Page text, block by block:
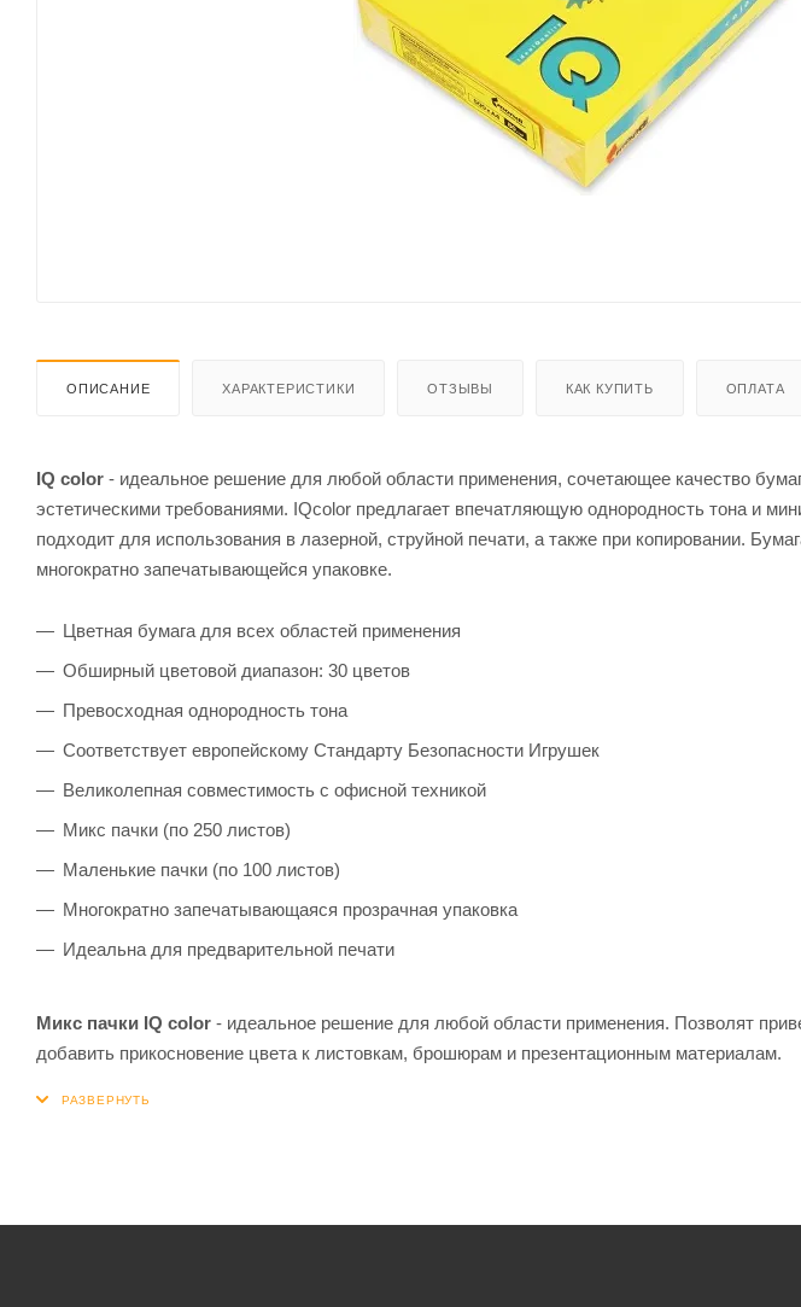
ОПИСАНИЕ ХАРАКТЕРИСТИКИ ОТЗЫВЫ КАК КУПИТЬ ОПЛАТА
IQ color - идеальное решение для любой области применения, сочетающее качество
эстетическими требованиями. IQcolor предлагает впечатляющую однородность тона и
подходит для использования в лазерной, струйной печати, а также при копировании.
многократно запечатывающейся упаковке.
Цветная бумага для всех областей применения
Обширный цветовой диапазон: 30 цветов
Превосходная однородность тона
Соответствует европейскому Стандарту Безопасности Игрушек
Великолепная совместимость с офисной техникой
Микс пачки (по 250 листов)
Маленькие пачки (по 100 листов)
Многократно запечатывающаяся прозрачная упаковка
Идеальна для предварительной печати
Микс пачки IQ color - идеальное решение для любой области применения. Позволят
добавить прикосновение цвета к листовкам, брошюрам и презентационным материалам.